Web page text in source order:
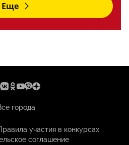
Еще
города
участия в конкурсах
соглашение